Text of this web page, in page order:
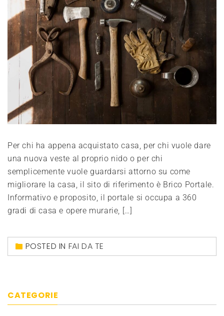
Per chi ha appena acquistato casa, per chi vuole dare
una nuova veste al proprio nido o per chi
semplicemente vuole guardarsi attorno su come
migliorare la casa, il sito di riferimento è Brico Portale.
Informativo e proposito, il portale si occupa a 360
gradi di casa e opere murarie, […]
POSTED IN FAI DA TE
CATEGORIE